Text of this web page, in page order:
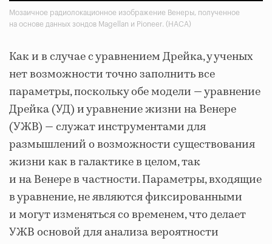
Мозаичное радиолокационное изображение Венеры, полученное
на основе данных зондов Magellan и Pioneer. (НАСА)
Как и в случае с уравнением Дрейка, у ученых
нет возможности точно заполнить все
параметры, поскольку обе модели — уравнение
Дрейка (УД) и уравнение жизни на Венере
(УЖВ) — служат инструментами для
размышлений о возможности существования
жизни как в галактике в целом, так
и на Венере в частности. Параметры, входящие
в уравнение, не являются фиксированными
и могут изменяться со временем, что делает
УЖВ основой для анализа вероятности